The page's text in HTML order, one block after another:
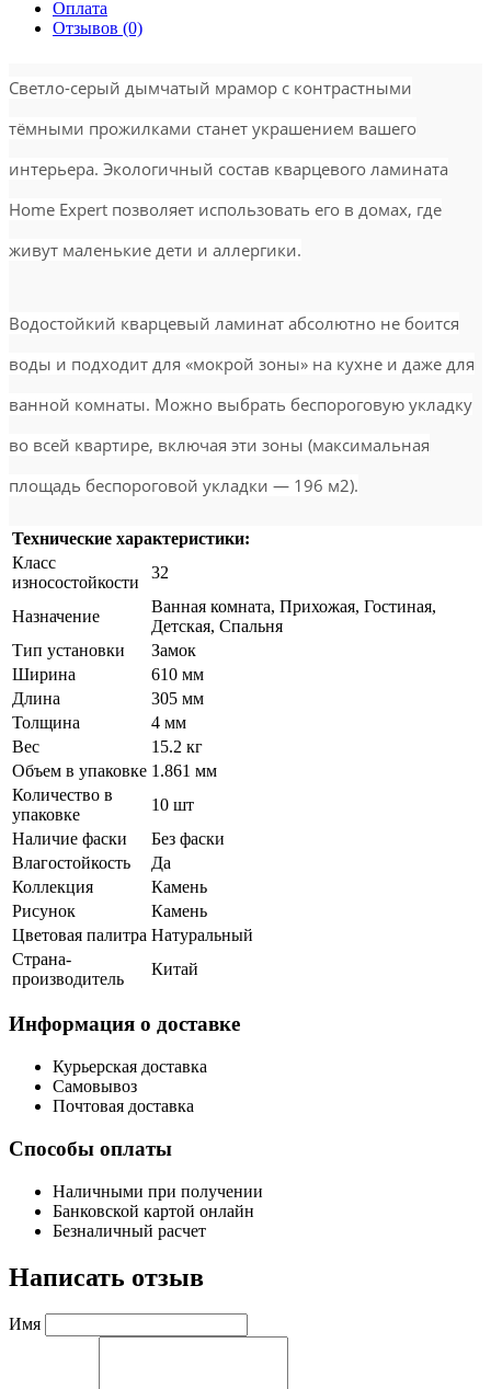
Оплата
Отзывов (0)
Светло-серый дымчатый мрамор с контрастными
тёмными прожилками станет украшением вашего
интерьера. Экологичный состав кварцевого ламината
Home Expert позволяет использовать его в домах, где
живут маленькие дети и аллергики.
Водостойкий кварцевый ламинат абсолютно не боится
воды и подходит для «мокрой зоны» на кухне и даже для
ванной комнаты. Можно выбрать беспороговую укладку
во всей квартире, включая эти зоны (максимальная
площадь беспороговой укладки — 196 м2).
Технические характеристики:
Класс
износостойкости
32
Назначение
Ванная комната, Прихожая, Гостиная,
Детская, Спальня
Тип установки
Замок
Ширина
610 мм
Длина
305 мм
Толщина
4 мм
Вес
15.2 кг
Объем в упаковке 1.861 мм
Количество в
упаковке
10 шт
Наличие фаски
Без фаски
Влагостойкость
Да
Коллекция
Камень
Рисунок
Камень
Цветовая палитра Натуральный
Страна-
производитель
Китай
Информация о доставке
Курьерская доставка
Самовывоз
Почтовая доставка
Способы оплаты
Наличными при получении
Банковской картой онлайн
Безналичный расчет
Написать отзыв
Имя